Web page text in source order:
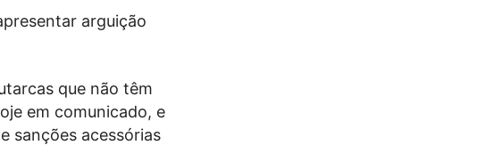
arguição
que não têm
em comunicado, e
sanções acessórias